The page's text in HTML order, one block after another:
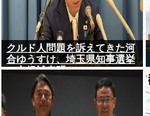
クルド人問題を訴えてきた河
合ゆうすけ、埼玉県知事選挙
に立候補表明www